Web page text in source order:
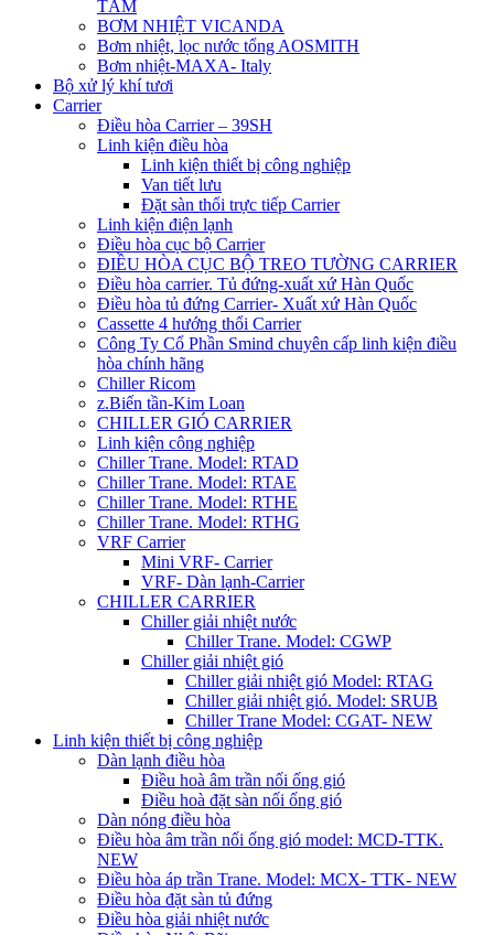
TÂM
BƠM NHIỆT VICANDA
Bơm nhiệt, lọc nước tổng AOSMITH
Bơm nhiệt-MAXA- Italy
Bộ xử lý khí tươi
Carrier
Điều hòa Carrier – 39SH
Linh kiện điều hòa
Linh kiện thiết bị công nghiệp
Van tiết lưu
Đặt sàn thổi trực tiếp Carrier
Linh kiện điện lạnh
Điều hòa cục bộ Carrier
ĐIỀU HÒA CỤC BỘ TREO TƯỜNG CARRIER
Điều hòa carrier. Tủ đứng-xuất xứ Hàn Quốc
Điều hòa tủ đứng Carrier- Xuất xứ Hàn Quốc
Cassette 4 hướng thổi Carrier
Công Ty Cổ Phần Smind chuyên cấp linh kiện điều
hòa chính hãng
Chiller Ricom
z.Biến tần-Kim Loan
CHILLER GIÓ CARRIER
Linh kiện công nghiệp
Chiller Trane. Model: RTAD
Chiller Trane. Model: RTAE
Chiller Trane. Model: RTHE
Chiller Trane. Model: RTHG
VRF Carrier
Mini VRF- Carrier
VRF- Dàn lạnh-Carrier
CHILLER CARRIER
Chiller giải nhiệt nước
Chiller Trane. Model: CGWP
Chiller giải nhiệt gió
Chiller giải nhiệt gió Model: RTAG
Chiller giải nhiệt gió. Model: SRUB
Chiller Trane Model: CGAT- NEW
Linh kiện thiết bị công nghiệp
Dàn lạnh điều hòa
Điều hoà âm trần nối ống gió
Điều hoà đặt sàn nối ống gió
Dàn nóng điều hòa
Điều hòa âm trần nối ống gió model: MCD-TTK.
NEW
Điều hòa áp trần Trane. Model: MCX- TTK- NEW
Điều hòa đặt sàn tủ đứng
Điều hòa giải nhiệt nước